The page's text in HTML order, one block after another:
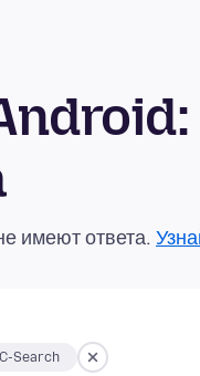
имеют ответа.
C-Search